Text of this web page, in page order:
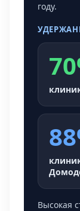
году.
Высокая